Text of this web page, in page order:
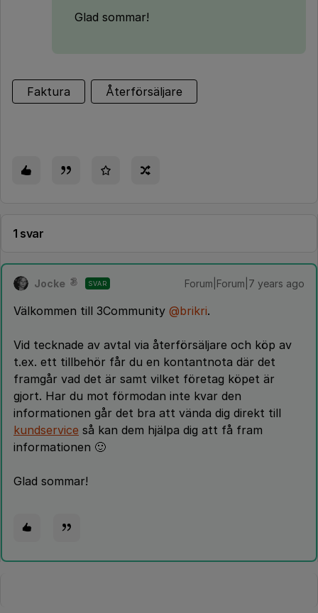
Glad sommar!
Faktura Återförsäljare
1 svar
Jocke SVAR Forum|Forum|7 years ago
Välkommen till 3Community @brikri.
Vid tecknade av avtal via återförsäljare och köp av
t.ex. ett tillbehör får du en kontantnota där det
framgår vad det är samt vilket företag köpet är
gjort. Har du mot förmodan inte kvar den
informationen går det bra att vända dig direkt till
kundservice så kan dem hjälpa dig att få fram
informationen 🙂
Glad sommar!